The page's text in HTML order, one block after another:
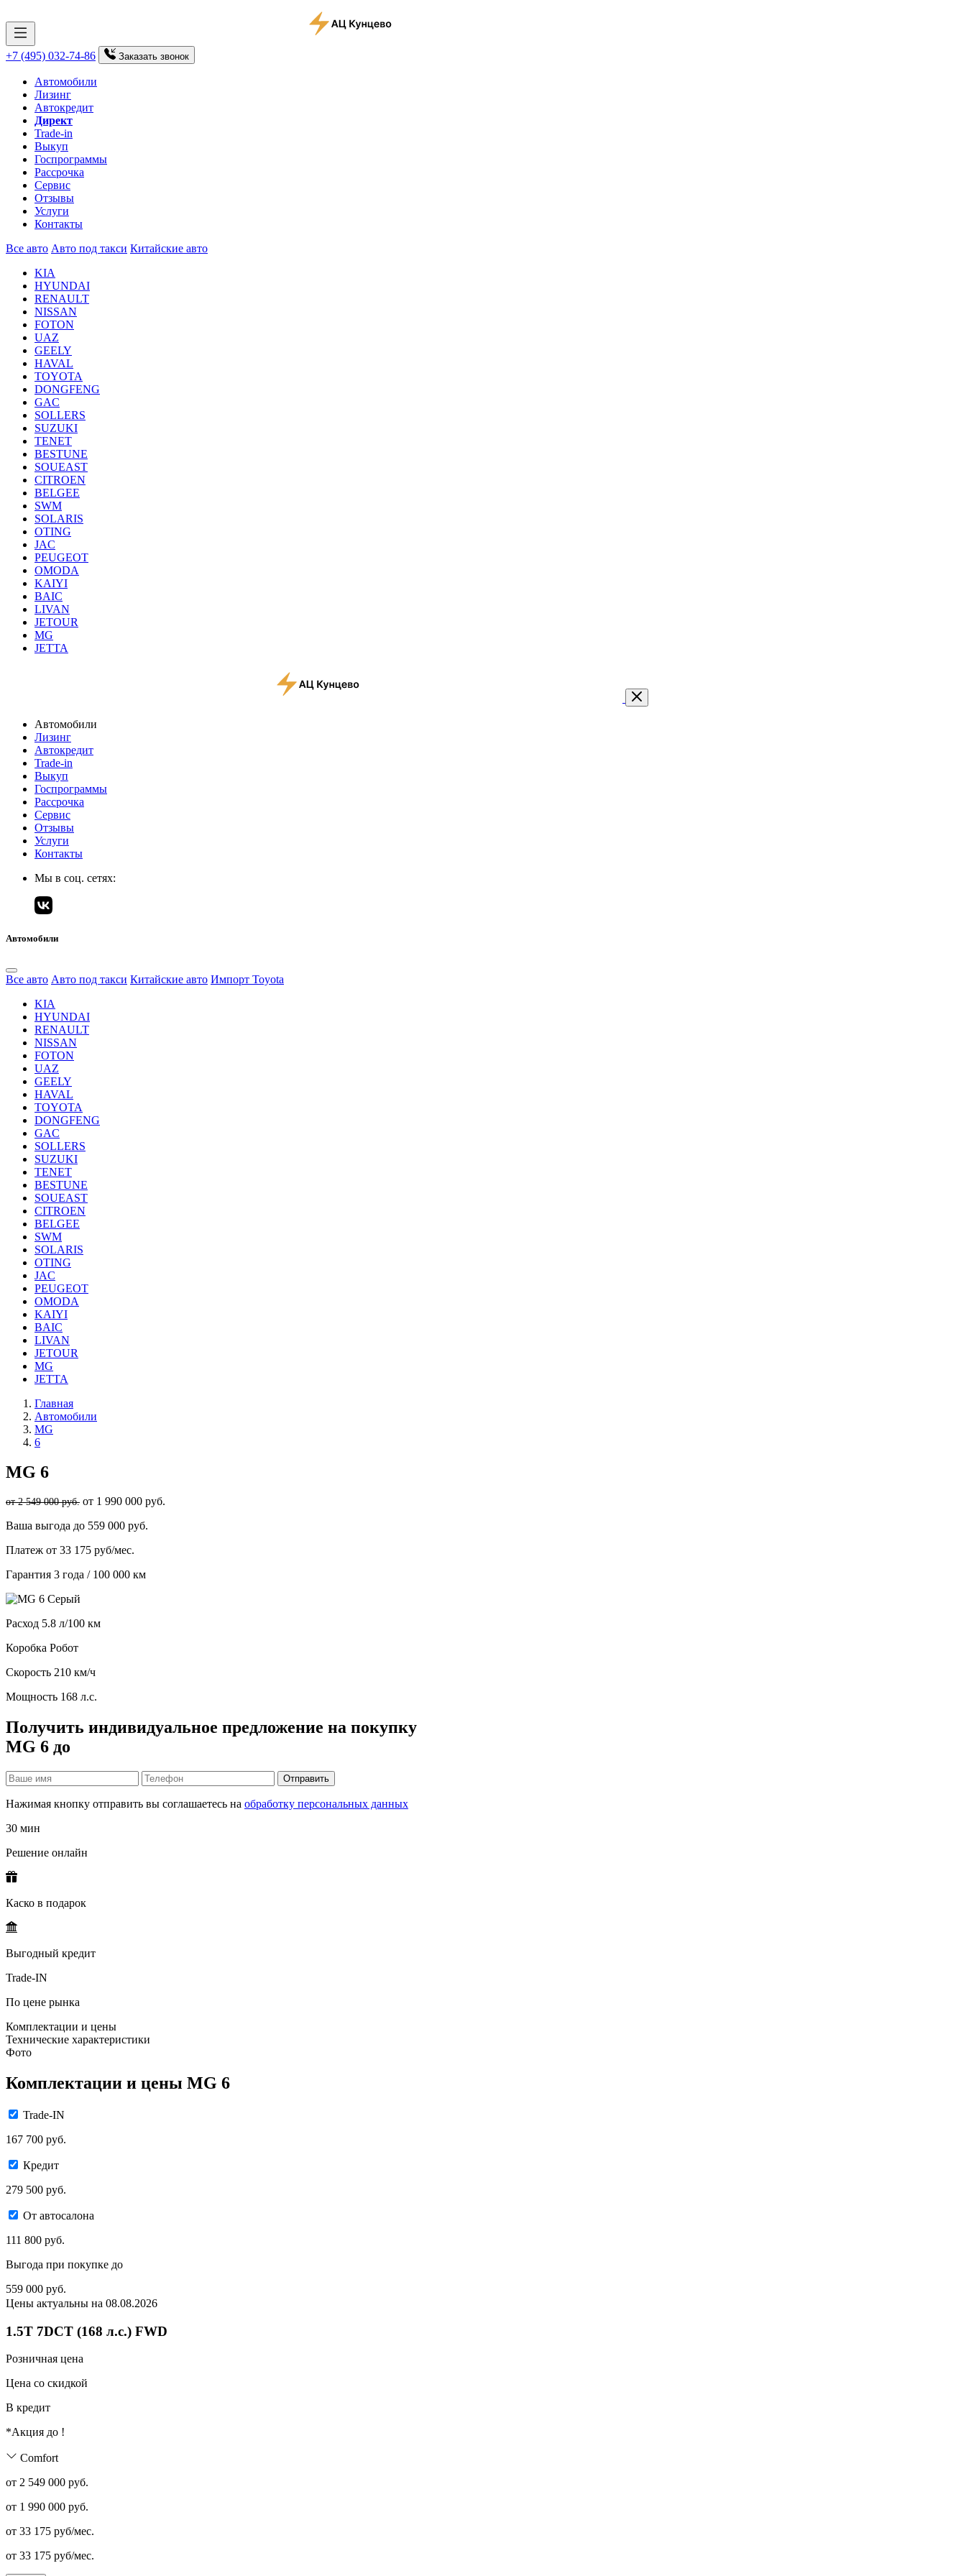
+7 (495) 032-74-86 Заказать звонок
Автомобили
Лизинг
Автокредит
Директ
Trade-in
Выкуп
Госпрограммы
Рассрочка
Сервис
Отзывы
Услуги
Контакты
Все авто Авто под такси Китайские авто
KIA
HYUNDAI
RENAULT
NISSAN
FOTON
UAZ
GEELY
HAVAL
TOYOTA
DONGFENG
GAC
SOLLERS
SUZUKI
TENET
BESTUNE
SOUEAST
CITROEN
BELGEE
SWM
SOLARIS
OTING
JAC
PEUGEOT
OMODA
KAIYI
BAIC
LIVAN
JETOUR
MG
JETTA
Автомобили
Лизинг
Автокредит
Trade-in
Выкуп
Госпрограммы
Рассрочка
Сервис
Отзывы
Услуги
Контакты
Мы в соц. сетях:
Автомобили
Все авто Авто под такси Китайские авто Импорт Toyota
KIA
HYUNDAI
RENAULT
NISSAN
FOTON
UAZ
GEELY
HAVAL
TOYOTA
DONGFENG
GAC
SOLLERS
SUZUKI
TENET
BESTUNE
SOUEAST
CITROEN
BELGEE
SWM
SOLARIS
OTING
JAC
PEUGEOT
OMODA
KAIYI
BAIC
LIVAN
JETOUR
MG
JETTA
Главная
Автомобили
MG
6
MG 6
от 2 549 000 руб. от 1 990 000 руб.
Ваша выгода до 559 000 руб.
Платеж от 33 175 руб/мес.
Гарантия 3 года / 100 000 км
Расход 5.8 л/100 км
Коробка Робот
Скорость 210 км/ч
Мощность 168 л.с.
Получить индивидуальное предложение на покупку
MG 6 до
Отправить
Нажимая кнопку отправить вы соглашаетесь на обработку персональных данных
30 мин
Решение онлайн
Каско в подарок
Выгодный кредит
Trade-IN
По цене рынка
Комплектации и цены
Технические характеристики
Фото
Комплектации и цены MG 6
Trade-IN
167 700 руб.
Кредит
279 500 руб.
От автосалона
111 800 руб.
Выгода при покупке до
559 000 руб.
Цены актуальны на 08.08.2026
1.5T 7DCT (168 л.с.) FWD
Розничная цена
Цена со скидкой
В кредит
*Акция до !
Comfort
от 2 549 000 руб.
от 1 990 000 руб.
от 33 175 руб/мес.
от 33 175 руб/мес.